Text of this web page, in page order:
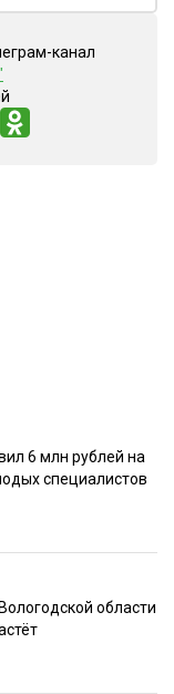
канал
6 млн рублей на
специалистов
области